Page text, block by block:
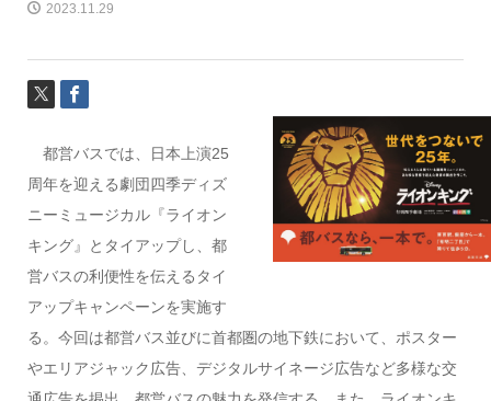
2023.11.29
都営バスでは、日本上演25
周年を迎える劇団四季ディズ
ニーミュージカル『ライオン
キング』とタイアップし、都
営バスの利便性を伝えるタイ
アップキャンペーンを実施す
る。今回は都営バス並びに首都圏の地下鉄において、ポスター
やエリアジャック広告、デジタルサイネージ広告など多様な交